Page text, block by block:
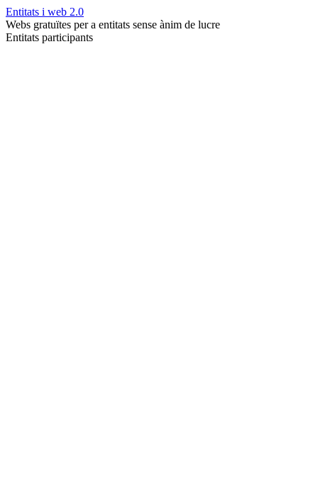
Entitats i web 2.0
Webs gratuïtes per a entitats sense ànim de lucre
Entitats participants